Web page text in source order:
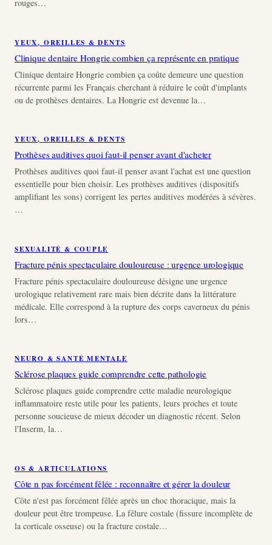
rouges…
YEUX, OREILLES & DENTS
Clinique dentaire Hongrie combien ça représente en pratique
Clinique dentaire Hongrie combien ça coûte demeure une question
récurrente parmi les Français cherchant à réduire le coût d'implants
ou de prothèses dentaires. La Hongrie est devenue la…
YEUX, OREILLES & DENTS
Prothèses auditives quoi faut-il penser avant d'acheter
Prothèses auditives quoi faut-il penser avant l'achat est une question
essentielle pour bien choisir. Les prothèses auditives (dispositifs
amplifiant les sons) corrigent les pertes auditives modérées à sévères.
…
SEXUALITÉ & COUPLE
Fracture pénis spectaculaire douloureuse : urgence urologique
Fracture pénis spectaculaire douloureuse désigne une urgence
urologique relativement rare mais bien décrite dans la littérature
médicale. Elle correspond à la rupture des corps caverneux du pénis
lors…
NEURO & SANTÉ MENTALE
Sclérose plaques guide comprendre cette pathologie
Sclérose plaques guide comprendre cette maladie neurologique
inflammatoire reste utile pour les patients, leurs proches et toute
personne soucieuse de mieux décoder un diagnostic récent. Selon
l'Inserm, la…
OS & ARTICULATIONS
Côte n pas forcément fêlée : reconnaître et gérer la douleur
Côte n'est pas forcément fêlée après un choc thoracique, mais la
douleur peut être trompeuse. La fêlure costale (fissure incomplète de
la corticale osseuse) ou la fracture costale…